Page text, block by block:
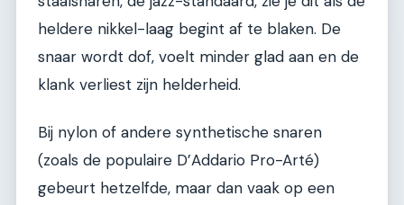
heldere nikkel-laag begint af te blaken. De
snaar wordt dof, voelt minder glad aan en de
klank verliest zijn helderheid.
Bij nylon of andere synthetische snaren
(zoals de populaire D’Addario Pro-Arté)
gebeurt hetzelfde, maar dan vaak op een